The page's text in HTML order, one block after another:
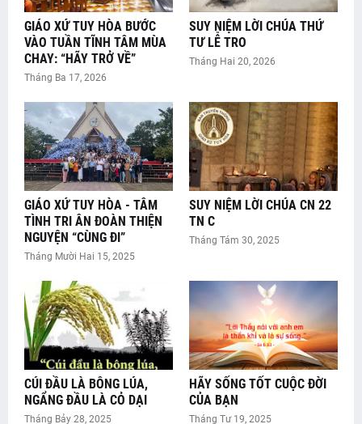
GIÁO XỨ TUY HÒA BƯỚC
VÀO TUẦN TĨNH TÂM MÙA
CHAY: “HÃY TRỞ VỀ”
Tháng Ba 17, 2026
SUY NIỆM LỜI CHÚA THỨ
TƯ LỄ TRO
Tháng Hai 20, 2026
GIÁO XỨ TUY HÒA - TÂM
TÌNH TRI ÂN ĐOÀN THIỆN
NGUYỆN “CÙNG ĐI”
Tháng Mười Hai 15, 2025
SUY NIỆM LỜI CHÚA CN 22
TN C
Tháng Tám 30, 2025
CÚI ĐẦU LÀ BÔNG LÚA,
NGẨNG ĐẦU LÀ CỎ DẠI
Tháng Bảy 28, 2025
HÃY SỐNG TỐT CUỘC ĐỜI
CỦA BẠN
Tháng Tư 19, 2025